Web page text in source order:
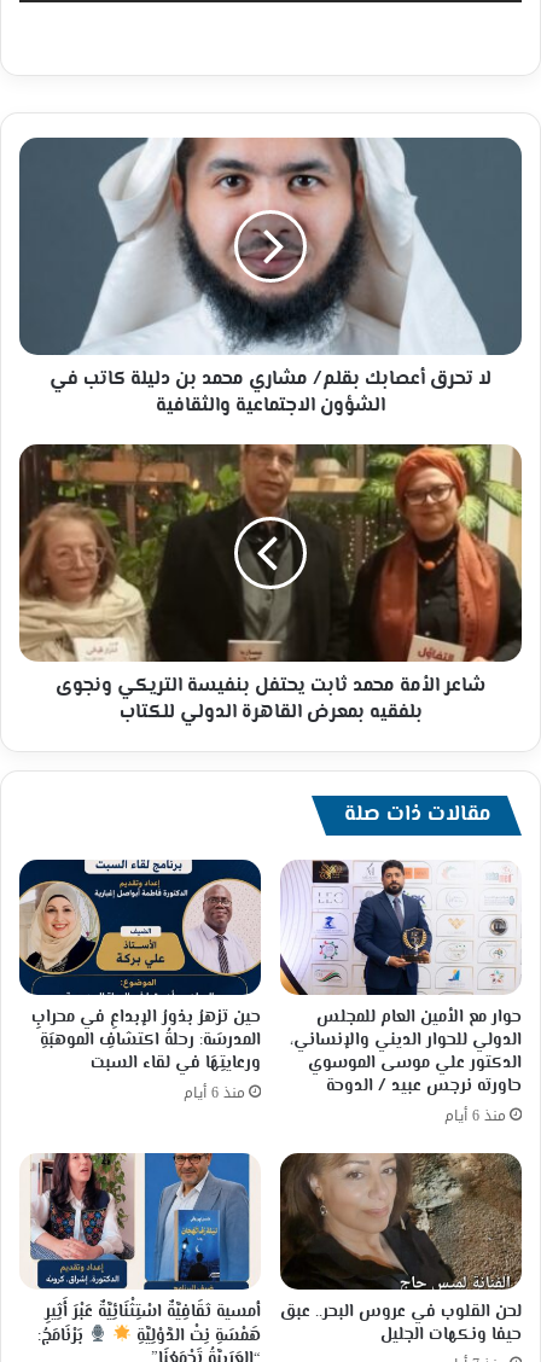
لا
كاتب
والثقافية
لا تحرق أعصابك بقلم/ مشاري محمد بن دليلة كاتب في
الشؤون الاجتماعية والثقافية
شاعر
الأمة
محمد
يحتفل
بنفيسة
التريكي
ونجوى
بلفقيه
بمعرض
للكتاب
شاعر الأمة محمد ثابت يحتفل بنفيسة التريكي ونجوى
بلفقيه بمعرض القاهرة الدولي للكتاب
مقالات ذات صلة
حوار مع الأمين العام للمجلس
الدولي للحوار الديني والإنساني،
الدكتور علي موسى الموسوي
حاورته نرجس عبيد / الدوحة
منذ 6 أيام
حين تزهرُ بذورُ الإبداعِ في محرابِ
المدرسَة: رحلةُ اكتشافِ الموهبَةِ
ورعايتِهَا في لقاء السبت
منذ 6 أيام
لحن القلوب في عروس البحر.. عبق
حيفا ونكهات الجليل
أمسية ثقَافِيَّةٌ اسْتِثْنَائِيَّةٌ عَبْرَ أَثِيرِ
هَمْسَةِ نِتْ الدَّوْلِيَّةِ
بَرْنَامَجُ: